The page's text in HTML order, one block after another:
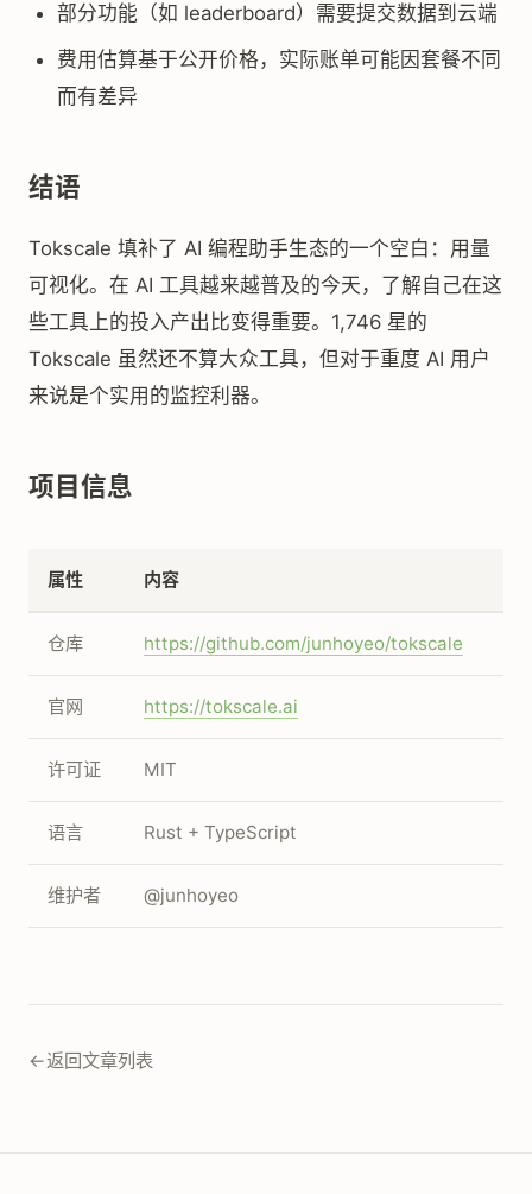
部分功能（如 leaderboard）需要提交数据到云端
费用估算基于公开价格，实际账单可能因套餐不同
而有差异
结语
Tokscale 填补了 AI 编程助手生态的一个空白：用量
可视化。在 AI 工具越来越普及的今天，了解自己在这
些工具上的投入产出比变得重要。1,746 星的
Tokscale 虽然还不算大众工具，但对于重度 AI 用户
来说是个实用的监控利器。
项目信息
属性 内容
仓库 https://github.com/junhoyeo/tokscale
官网 https://tokscale.ai
许可证 MIT
语言 Rust + TypeScript
维护者 @junhoyeo
←返回文章列表